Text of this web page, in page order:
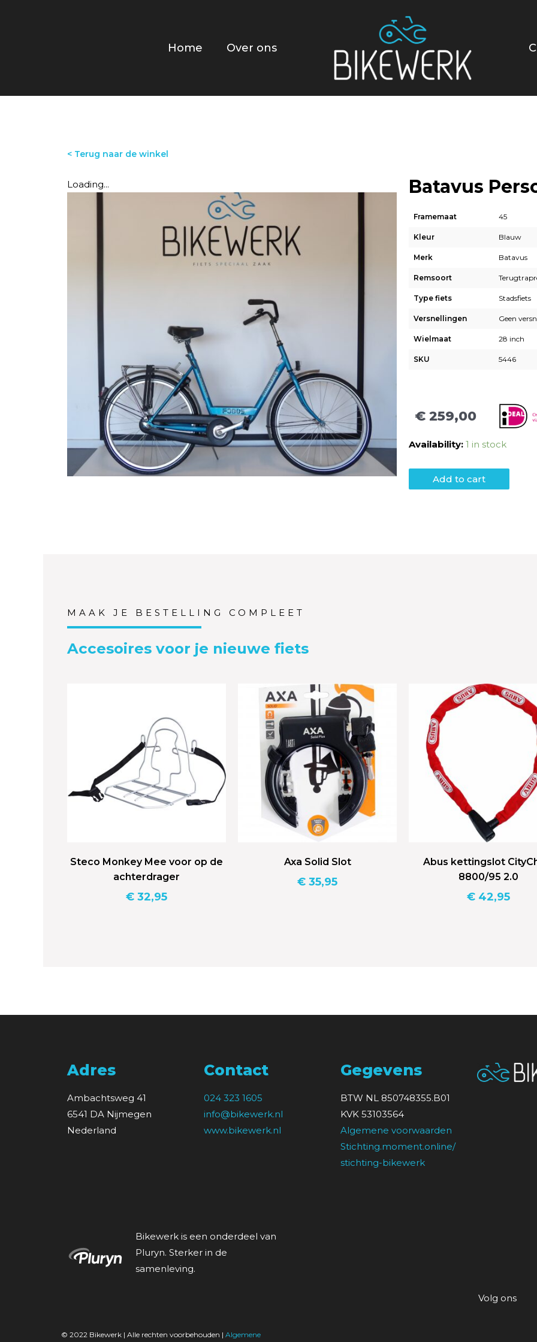
Home Over ons
< Terug naar de winkel
Loading... Batavus
Framemaat 45
Kleur Blauw
Merk Batavus
Remsoort
Type fiets Stadsfiets
Versnellingen Geen
Wielmaat 28 inch
SKU 5446
€ 259,00
Availability: 1 in stock
Add to cart
MAAK JE BESTELLING COMPLEET
Accesoires voor je nieuwe fiets
Steco Monkey Mee voor op de
achterdrager
€ 32,95
Axa Solid Slot
€ 35,95
Abus kettingslot
8800/95 2.0
€42,95
Adres
Ambachtsweg 41
6541 DA Nijmegen
Nederland
Contact
024 323 1605
info@bikewerk.nl
www.bikewerk.nl
Gegevens
BTW NL 850748355.B01
KVK 53103564
Algemene voorwaarden
Stichting.moment.online/
stichting-bikewerk
Bikewerk is een onderdeel van
Pluryn. Sterker in de
samenleving.
© 2022 Bikewerk | Alle rechten voorbehouden | Algemene
Volg ons